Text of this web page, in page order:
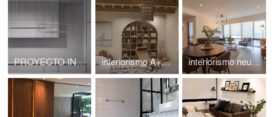
PROYECTO INTERIORISMO AVIVIA , BREAL , MEXICO // ATLANTICO ARQS interiorismo A+S// aldea zama tulum // ATLANTICOARQS interiorismo neuchatel // polanco // cdmx // atlanticoarqs